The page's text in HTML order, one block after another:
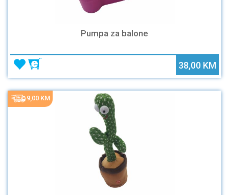
Pumpa za balone
38,00 KM
9,00 KM